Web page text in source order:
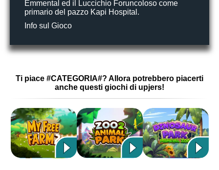
Emmental ed il Luccichio Foruncoloso come
primario del pazzo Kapi Hospital.
Info sul Gioco
Ti piace #CATEGORIA#? Allora potrebbero piacerti
anche questi giochi di upjers!